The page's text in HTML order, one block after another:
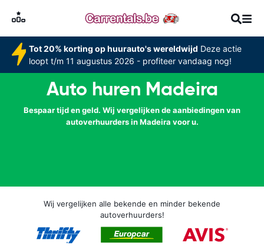
Tot 20% korting op huurauto's wereldwijd Deze actie
loopt t/m 11 augustus 2026 - profiteer vandaag nog!
Auto huren Madeira
Bespaar tijd en geld. Wij vergelijken de aanbiedingen van
autoverhuurders in Madeira voor u.
Wij vergelijken alle bekende en minder bekende
autoverhuurders!